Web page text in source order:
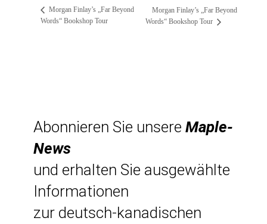
Morgan Finlay’s „Far Beyond
Words“ Bookshop Tour
Morgan Finlay’s „Far Beyond
Words“ Bookshop Tour
Abonnieren Sie unsereMaple-
News
und erhalten Sie ausgewählte
Informationen
zur deutsch-kanadischen